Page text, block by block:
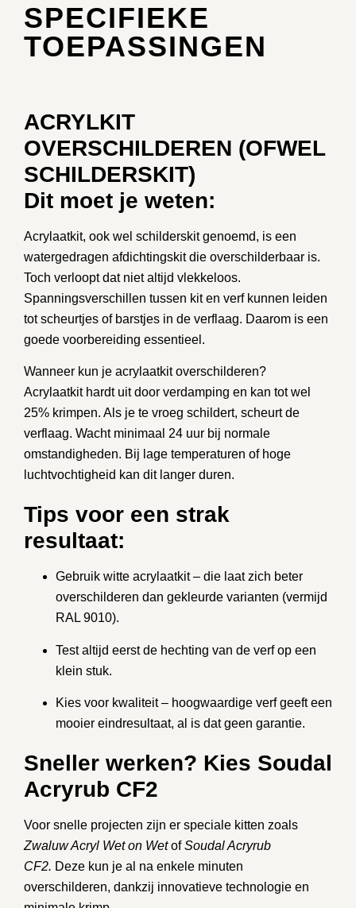
SPECIFIEKE
TOEPASSINGEN
ACRYLKIT
OVERSCHILDEREN (OFWEL
SCHILDERSKIT)
Dit moet je weten:
Acrylaatkit, ook wel schilderskitgenoemd, is een
watergedragen afdichtingskit die overschilderbaar is.
Toch verloopt dat niet altijd vlekkeloos.
Spanningsverschillen tussen kit en verf kunnen leiden
tot scheurtjes of barstjes in de verflaag. Daarom is een
goede voorbereiding essentieel.
Wanneer kun je acrylaatkit overschilderen?
Acrylaatkit hardt uit door verdamping en kan tot wel
25% krimpen. Als je te vroeg schildert, scheurt de
verflaag. Wacht minimaal 24 uur bij normale
omstandigheden. Bij lage temperaturen of hoge
luchtvochtigheid kan dit langer duren.
Tips voor een strak
resultaat:
Gebruik witte acrylaatkit– die laat zich beter
overschilderen dan gekleurde varianten (vermijd
RAL 9010).
Test altijd eerstde hechting van de verf op een
klein stuk.
Kies voor kwaliteit– hoogwaardige verf geeft een
mooier eindresultaat, al is dat geen garantie.
Sneller werken? Kies Soudal
Acryrub CF2
Voor snelle projecten zijn er speciale kitten zoals
Zwaluw Acryl Wet on WetofSoudal Acryrub
CF2. Deze kun je al na enkele minuten
overschilderen, dankzij innovatieve technologie en